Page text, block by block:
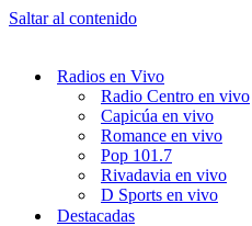
Saltar al contenido
Radios en Vivo
Radio Centro en vivo
Capicúa en vivo
Romance en vivo
Pop 101.7
Rivadavia en vivo
D Sports en vivo
Destacadas